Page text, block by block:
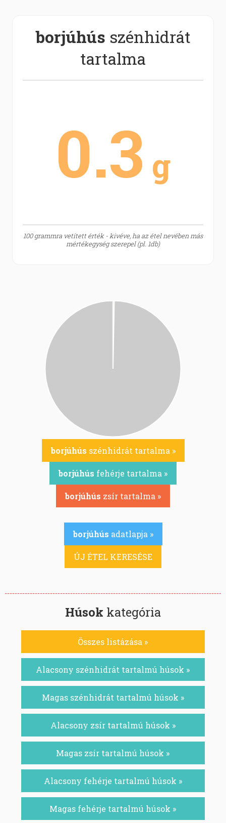
borjúhús szénhidrát
tartalma
0.3 g
100 grammra vetített érték - kivéve, ha az étel nevében más
mértékegység szerepel (pl. 1db)
borjúhús szénhidrát tartalma »
borjúhús fehérje tartalma »
borjúhús zsír tartalma »
borjúhús adatlapja »
ÚJ ÉTEL KERESÉSE
Húsok kategória
Összes listázása »
Alacsony szénhidrát tartalmú húsok »
Magas szénhidrát tartalmú húsok »
Alacsony zsír tartalmú húsok »
Magas zsír tartalmú húsok »
Alacsony fehérje tartalmú húsok »
Magas fehérje tartalmú húsok »